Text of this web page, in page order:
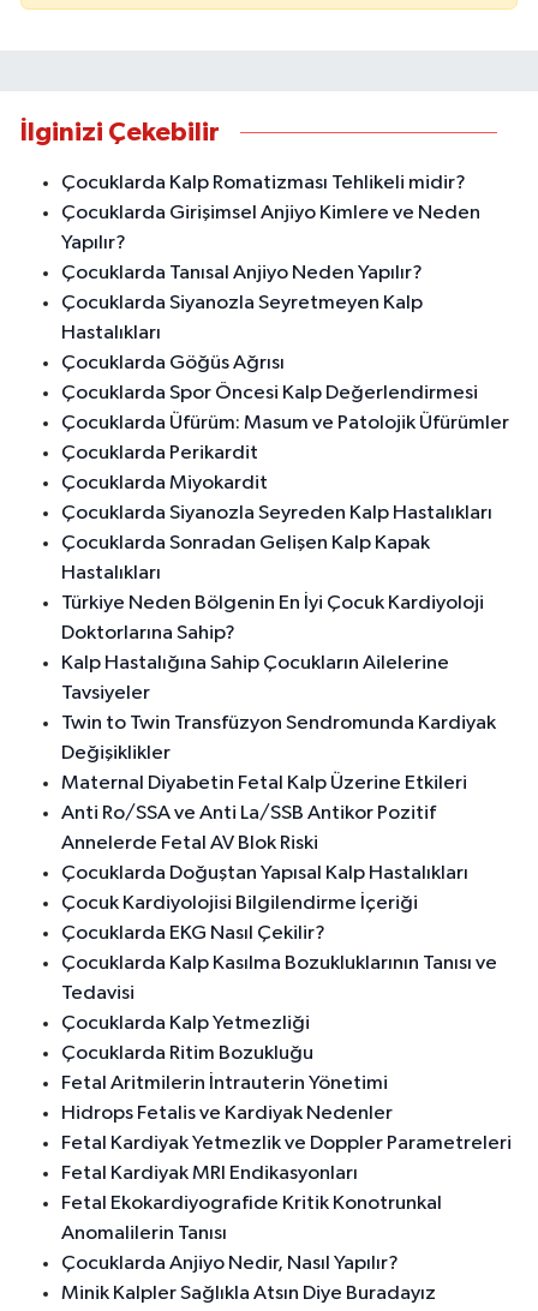
İlginizi Çekebilir
Çocuklarda Kalp Romatizması Tehlikeli midir?
Çocuklarda Girişimsel Anjiyo Kimlere ve Neden
Yapılır?
Çocuklarda Tanısal Anjiyo Neden Yapılır?
Çocuklarda Siyanozla Seyretmeyen Kalp
Hastalıkları
Çocuklarda Göğüs Ağrısı
Çocuklarda Spor Öncesi Kalp Değerlendirmesi
Çocuklarda Üfürüm: Masum ve Patolojik Üfürümler
Çocuklarda Perikardit
Çocuklarda Miyokardit
Çocuklarda Siyanozla Seyreden Kalp Hastalıkları
Çocuklarda Sonradan Gelişen Kalp Kapak
Hastalıkları
Türkiye Neden Bölgenin En İyi Çocuk Kardiyoloji
Doktorlarına Sahip?
Kalp Hastalığına Sahip Çocukların Ailelerine
Tavsiyeler
Twin to Twin Transfüzyon Sendromunda Kardiyak
Değişiklikler
Maternal Diyabetin Fetal Kalp Üzerine Etkileri
Anti Ro/SSA ve Anti La/SSB Antikor Pozitif
Annelerde Fetal AV Blok Riski
Çocuklarda Doğuştan Yapısal Kalp Hastalıkları
Çocuk Kardiyolojisi Bilgilendirme İçeriği
Çocuklarda EKG Nasıl Çekilir?
Çocuklarda Kalp Kasılma Bozukluklarının Tanısı ve
Tedavisi
Çocuklarda Kalp Yetmezliği
Çocuklarda Ritim Bozukluğu
Fetal Aritmilerin İntrauterin Yönetimi
Hidrops Fetalis ve Kardiyak Nedenler
Fetal Kardiyak Yetmezlik ve Doppler Parametreleri
Fetal Kardiyak MRI Endikasyonları
Fetal Ekokardiyografide Kritik Konotrunkal
Anomalilerin Tanısı
Çocuklarda Anjiyo Nedir, Nasıl Yapılır?
Minik Kalpler Sağlıkla Atsın Diye Buradayız